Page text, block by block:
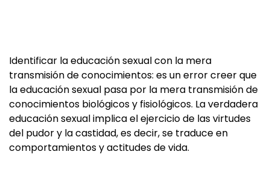
Identificar la educación sexual con la mera
transmisión de conocimientos: es un error creer que
la educación sexual pasa por la mera transmisión de
conocimientos biológicos y fisiológicos. La verdadera
educación sexual implica el ejercicio de las virtudes
del pudor y la castidad, es decir, se traduce en
comportamientos y actitudes de vida.